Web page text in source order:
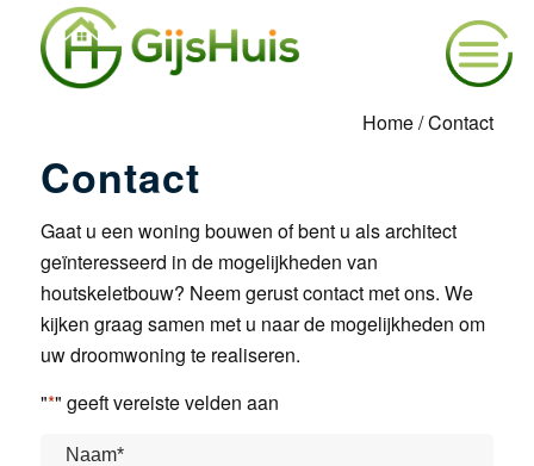
Home/Contact
Contact
Gaat u een woning bouwen of bent u als architect
geïnteresseerd in de mogelijkheden van
houtskeletbouw? Neem gerust contact met ons. We
kijken graag samen met u naar de mogelijkheden om
uw droomwoning te realiseren.
"*" geeft vereiste velden aan
Naam*